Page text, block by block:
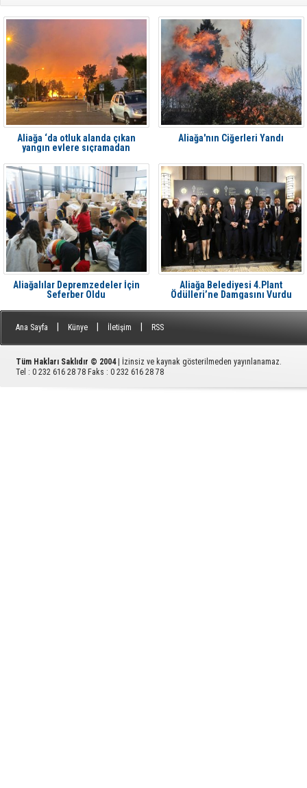
Aliağa ‘da otluk alanda çıkan
yangın evlere sıçramadan
Aliağa'nın Ciğerleri Yandı
Aliağalılar Depremzedeler İçin
Seferber Oldu
Aliağa Belediyesi 4.Plant
Ödülleri’ne Damgasını Vurdu
Ana Sayfa Künye İletişim RSS
Tüm Hakları Saklıdır © 2004| İzinsiz ve kaynak gösterilmeden yayınlanamaz.
Tel : 0 232 616 28 78 Faks : 0 232 616 28 78